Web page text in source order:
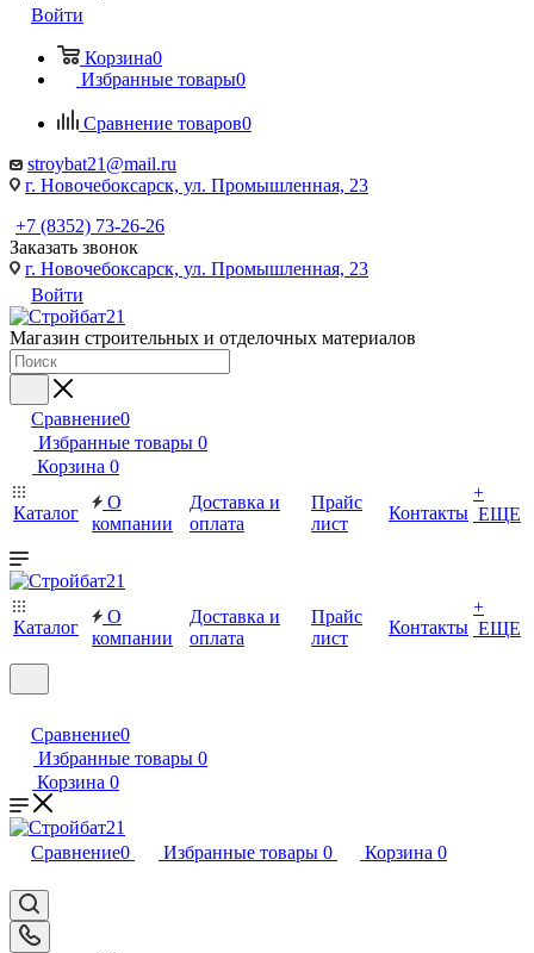
Войти
Корзина0
Избранные товары0
Сравнение товаров0
stroybat21@mail.ru
г. Новочебоксарск, ул. Промышленная, 23
+7 (8352) 73-26-26
Заказать звонок
г. Новочебоксарск, ул. Промышленная, 23
Войти
Магазин строительных и отделочных материалов
Сравнение0
Избранные товары 0
Корзина 0
Каталог
О
компании
Доставка и
оплата
Прайс
лист
Контакты
+
ЕЩЕ
Каталог
О
компании
Доставка и
оплата
Прайс
лист
Контакты
+
ЕЩЕ
Сравнение0
Избранные товары 0
Корзина 0
Сравнение0 Избранные товары 0 Корзина 0